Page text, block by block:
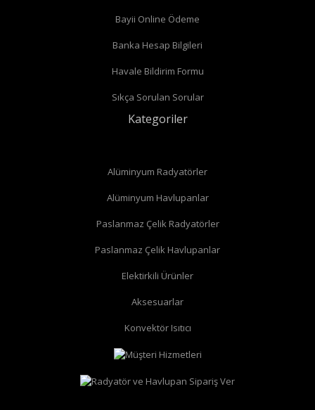
düz radyatör vanası
köşe radyatör vanası
Bayii Online Ödeme
Banka Hesap Bilgileri
Havale Bildirim Formu
Sıkça Sorulan Sorular
Kategoriler
Alüminyum Radyatörler
Alüminyum Havlupanlar
Paslanmaz Çelik Radyatörler
Paslanmaz Çelik Havlupanlar
Elektirkili Ürünler
Aksesuarlar
Konvektör Isıtıcı